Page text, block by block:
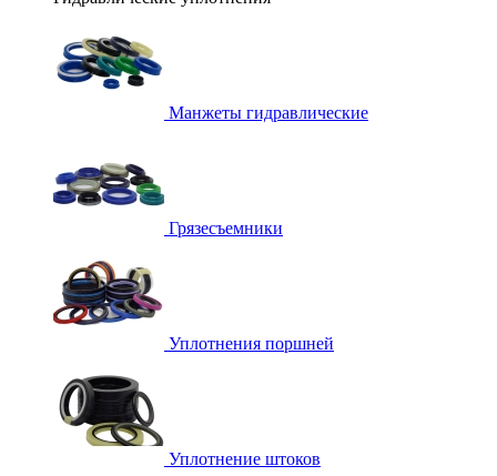
Манжеты гидравлические
Грязесъемники
Уплотнения поршней
Уплотнение штоков